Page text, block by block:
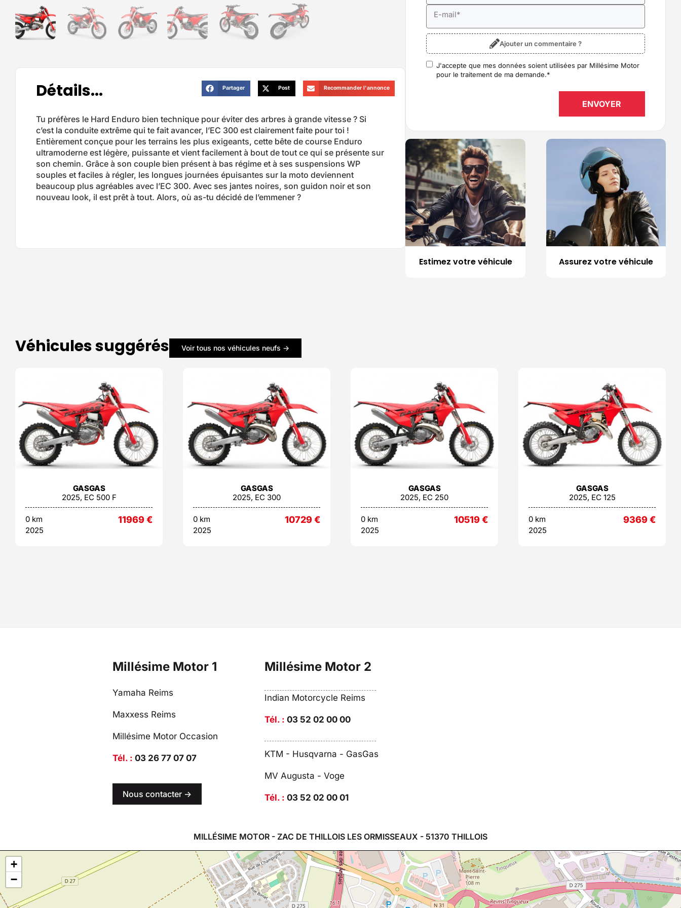
Détails... Partager Post Recommander l'annonce
Tu préfères le Hard Enduro bien technique pour éviter des arbres à grande vitesse ? Si
c’est la conduite extrême qui te fait avancer, l’EC 300 est clairement faite pour toi !
Entièrement conçue pour les terrains les plus exigeants, cette bête de course Enduro
ultramoderne est légère, puissante et vient facilement à bout de tout ce qui se présente sur
son chemin. Grâce à son couple bien présent à bas régime et à ses suspensions WP
souples et faciles à régler, les longues journées épuisantes sur la moto deviennent
beaucoup plus agréables avec l’EC 300. Avec ses jantes noires, son guidon noir et son
nouveau look, il est prêt à tout. Alors, où as-tu décidé de l’emmener ?
E-mail*
Ajouter un commentaire ?
RGPD*
J'accepte que mes données soient utilisées par Millésime Motor
pour le traitement de ma demande.*
Estimez votre véhicule Assurez votre véhicule
Véhicules suggérés Voir tous nos véhicules neufs ->
GASGAS
2025, EC 500 F
0 km
2025
11969€
GASGAS
2025, EC 300
0 km
2025
10729€
GASGAS
2025, EC 250
0 km
2025
10519€
GASGAS
2025, EC 125
0 km
2025
9369€
Millésime Motor 1
Yamaha Reims
Maxxess Reims
Millésime Motor Occasion
Tél. : 03 26 77 07 07
Nous contacter ->
Millésime Motor 2
Indian Motorcycle Reims
Tél. : 03 52 02 00 00
KTM - Husqvarna - GasGas
MV Augusta - Voge
Tél. : 03 52 02 00 01
MILLÉSIME MOTOR - ZAC DE THILLOIS LES ORMISSEAUX - 51370 THILLOIS
+
−